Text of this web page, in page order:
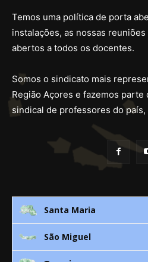
Temos uma política de porta
instalações, as nossas
abertos a todos os docentes.
Somos o sindicato mais
Região Açores e fazemos parte
sindical de professores do país,
Santa Maria
Rua 3. Leandres Chaves, 12C
São Miguel